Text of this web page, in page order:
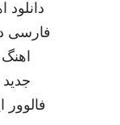
دانلود
فارسی
جدید
فالوور